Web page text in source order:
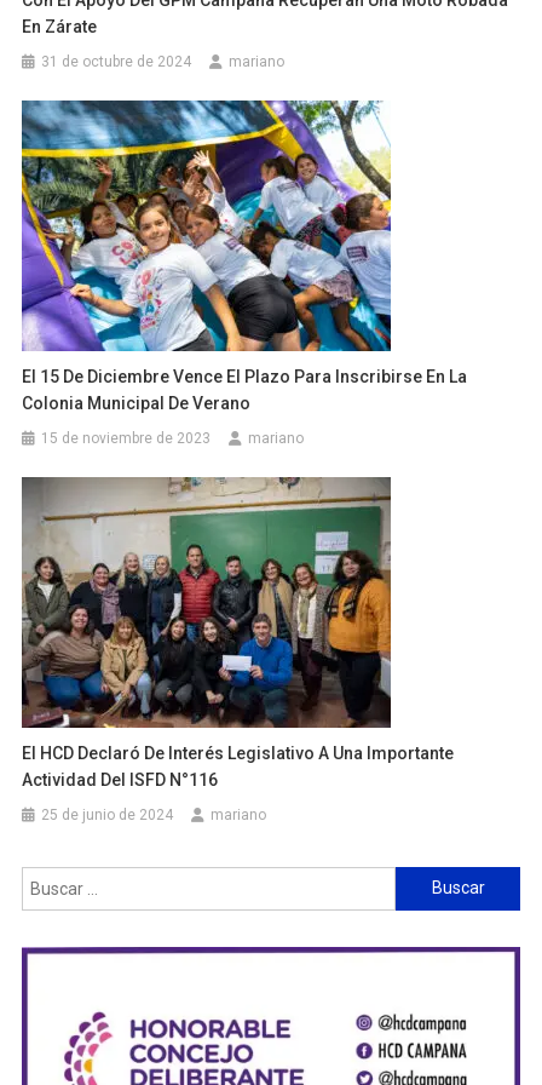
En Zárate
31 de octubre de 2024 mariano
El 15 De Diciembre Vence El Plazo Para Inscribirse En La
Colonia Municipal De Verano
15 de noviembre de 2023 mariano
El HCD Declaró De Interés Legislativo A Una Importante
Actividad Del ISFD N°116
25 de junio de 2024 mariano
Buscar: